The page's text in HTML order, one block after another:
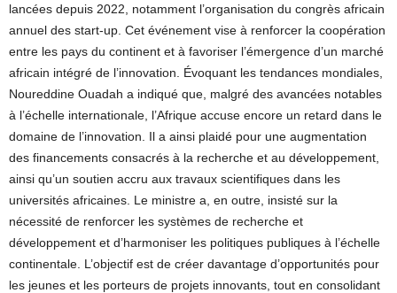
lancées depuis 2022, notamment l’organisation du congrès africain
annuel des start-up. Cet événement vise à renforcer la coopération
entre les pays du continent et à favoriser l’émergence d’un marché
africain intégré de l’innovation. Évoquant les tendances mondiales,
Noureddine Ouadah a indiqué que, malgré des avancées notables
à l’échelle internationale, l’Afrique accuse encore un retard dans le
domaine de l’innovation. Il a ainsi plaidé pour une augmentation
des financements consacrés à la recherche et au développement,
ainsi qu’un soutien accru aux travaux scientifiques dans les
universités africaines. Le ministre a, en outre, insisté sur la
nécessité de renforcer les systèmes de recherche et
développement et d’harmoniser les politiques publiques à l’échelle
continentale. L’objectif est de créer davantage d’opportunités pour
les jeunes et les porteurs de projets innovants, tout en consolidant